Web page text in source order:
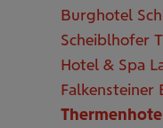
Burghotel
Scheiblhofer
Hotel & Spa